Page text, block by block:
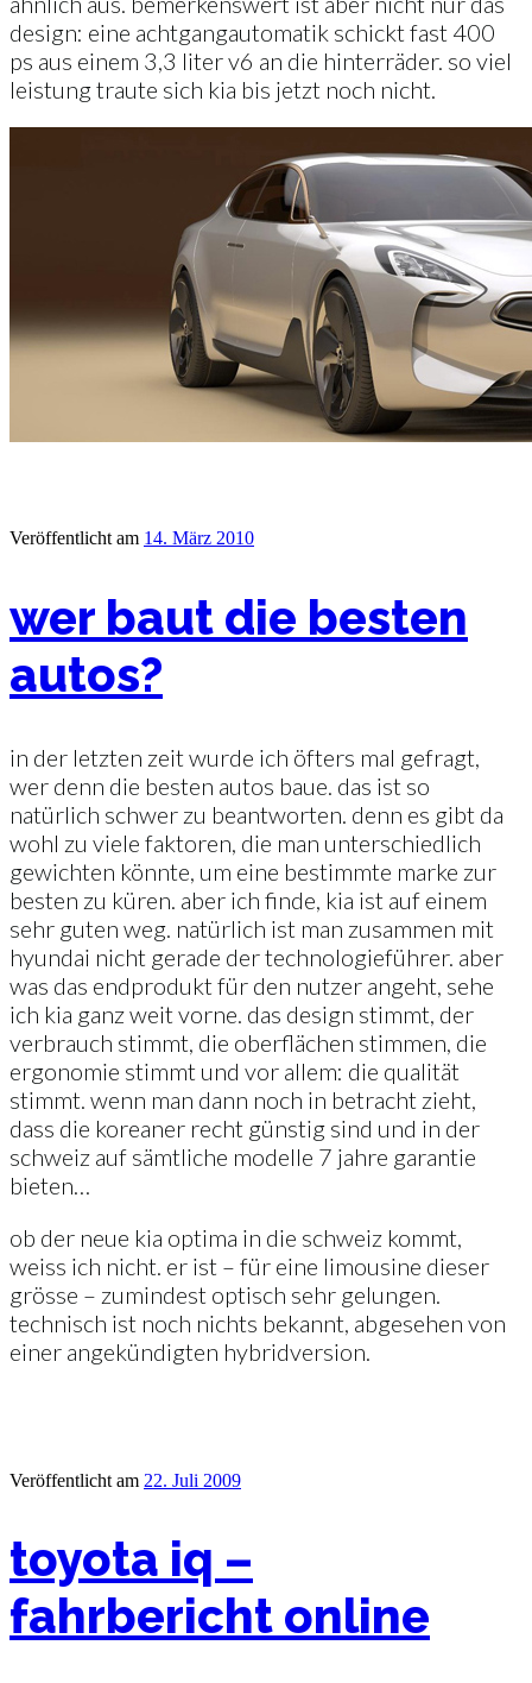
design: eine achtgangautomatik schickt fast 400
ps aus einem 3,3 liter v6 an die hinterräder. so viel
leistung traute sich kia bis jetzt noch nicht.
Veröffentlicht am 14. März 2010
wer baut die besten
autos?
in der letzten zeit wurde ich öfters mal gefragt,
wer denn die besten autos baue. das ist so
natürlich schwer zu beantworten. denn es gibt da
wohl zu viele faktoren, die man unterschiedlich
gewichten könnte, um eine bestimmte marke zur
besten zu küren. aber ich finde, kia ist auf einem
sehr guten weg. natürlich ist man zusammen mit
hyundai nicht gerade der technologieführer. aber
was das endprodukt für den nutzer angeht, sehe
ich kia ganz weit vorne. das design stimmt, der
verbrauch stimmt, die oberflächen stimmen, die
ergonomie stimmt und vor allem: die qualität
stimmt. wenn man dann noch in betracht zieht,
dass die koreaner recht günstig sind und in der
schweiz auf sämtliche modelle 7 jahre garantie
bieten…
ob der neue kia optima in die schweiz kommt,
weiss ich nicht. er ist – für eine limousine dieser
grösse – zumindest optisch sehr gelungen.
technisch ist noch nichts bekannt, abgesehen von
einer angekündigten hybridversion.
Veröffentlicht am 22. Juli 2009
toyota iq –
fahrbericht online